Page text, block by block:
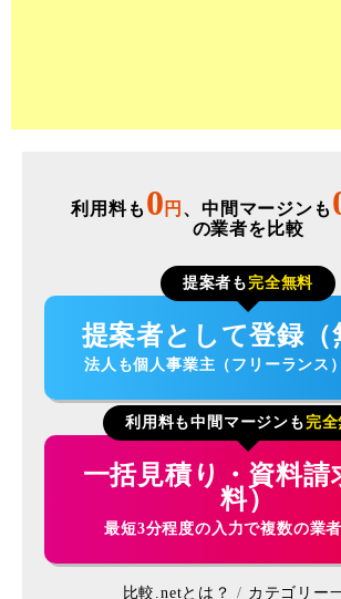
利用料も 0 円 、中間マージンも
の業者を比較
提案者も 完全無料
提案者として登録（
法人も個人事業主（フリーランス
利用料も中間マージンも 完
一括見積り・資料請
料）
最短3分程度の入力で複数の業
比較.netとは？ カテゴリー